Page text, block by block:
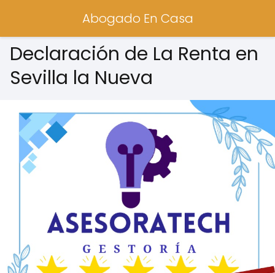
Abogado En Casa
Declaración de La Renta en
Sevilla la Nueva